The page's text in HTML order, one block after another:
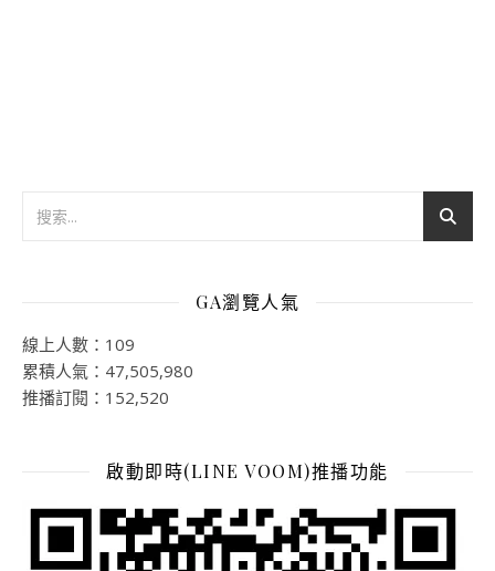
GA瀏覽人氣
線上人數：109
累積人氣：47,505,980
推播訂閱：152,520
啟動即時(LINE VOOM)推播功能